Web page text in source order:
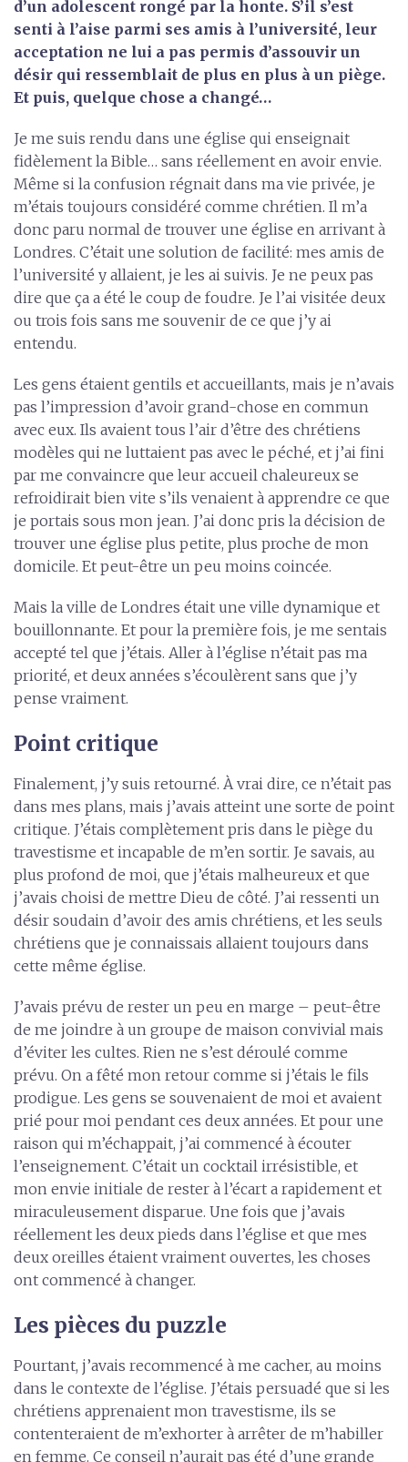
d’un adolescent rongé par la honte. S’il s’est
senti à l’aise parmi ses amis à l’université, leur
acceptation ne lui a pas permis d’assouvir un
désir qui ressemblait de plus en plus à un piège.
Et puis, quelque chose a changé…
Je me suis rendu dans une église qui enseignait
fidèlement la Bible… sans réellement en avoir envie.
Même si la confusion régnait dans ma vie privée, je
m’étais toujours considéré comme chrétien. Il m’a
donc paru normal de trouver une église en arrivant à
Londres. C’était une solution de facilité: mes amis de
l’université y allaient, je les ai suivis. Je ne peux pas
dire que ça a été le coup de foudre. Je l’ai visitée deux
ou trois fois sans me souvenir de ce que j’y ai
entendu.
Les gens étaient gentils et accueillants, mais je n’avais
pas l’impression d’avoir grand-chose en commun
avec eux. Ils avaient tous l’air d’être des chrétiens
modèles qui ne luttaient pas avec le péché, et j’ai fini
par me convaincre que leur accueil chaleureux se
refroidirait bien vite s’ils venaient à apprendre ce que
je portais sous mon jean. J’ai donc pris la décision de
trouver une église plus petite, plus proche de mon
domicile. Et peut-être un peu moins coincée.
Mais la ville de Londres était une ville dynamique et
bouillonnante. Et pour la première fois, je me sentais
accepté tel que j’étais. Aller à l’église n’était pas ma
priorité, et deux années s’écoulèrent sans que j’y
pense vraiment.
Point critique
Finalement, j’y suis retourné. À vrai dire, ce n’était pas
dans mes plans, mais j’avais atteint une sorte de point
critique. J’étais complètement pris dans le piège du
travestisme et incapable de m’en sortir. Je savais, au
plus profond de moi, que j’étais malheureux et que
j’avais choisi de mettre Dieu de côté. J’ai ressenti un
désir soudain d’avoir des amis chrétiens, et les seuls
chrétiens que je connaissais allaient toujours dans
cette même église.
J’avais prévu de rester un peu en marge – peut-être
de me joindre à un groupe de maison convivial mais
d’éviter les cultes. Rien ne s’est déroulé comme
prévu. On a fêté mon retour comme si j’étais le fils
prodigue. Les gens se souvenaient de moi et avaient
prié pour moi pendant ces deux années. Et pour une
raison qui m’échappait, j’ai commencé à écouter
l’enseignement. C’était un cocktail irrésistible, et
mon envie initiale de rester à l’écart a rapidement et
miraculeusement disparue. Une fois que j’avais
réellement les deux pieds dans l’église et que mes
deux oreilles étaient vraiment ouvertes, les choses
ont commencé à changer.
Les pièces du puzzle
Pourtant, j’avais recommencé à me cacher, au moins
dans le contexte de l’église. J’étais persuadé que si les
chrétiens apprenaient mon travestisme, ils se
contenteraient de m’exhorter à arrêter de m’habiller
en femme. Ce conseil n’aurait pas été d’une grande